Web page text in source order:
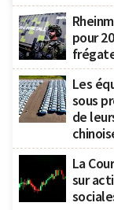
pour
Les
sous
de
La
sur